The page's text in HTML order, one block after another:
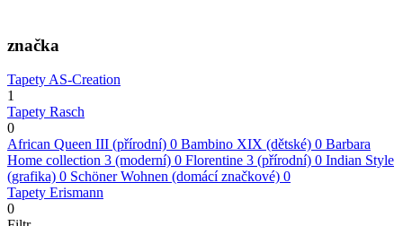
značka
Tapety AS-Creation
1
Tapety Rasch
0
African Queen III (přírodní) 0 Bambino XIX (dětské) 0 Barbara
Home collection 3 (moderní) 0 Florentine 3 (přírodní) 0 Indian Style
(grafika) 0 Schöner Wohnen (domácí značkové) 0
Tapety Erismann
0